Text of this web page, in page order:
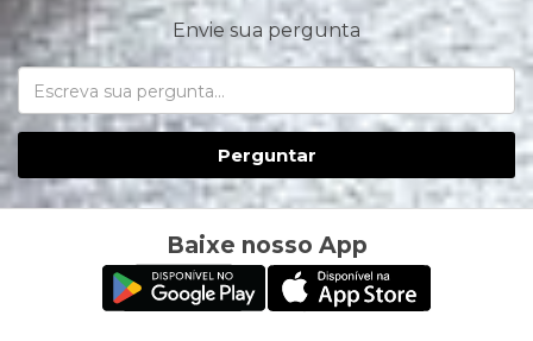
Envie sua pergunta
Perguntar
Baixe nosso App